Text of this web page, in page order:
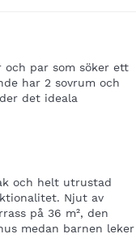
par som söker ett
har 2 sovrum och
det ideala
och helt utrustad
Njut av
på 36 m², den
medan barnen leker